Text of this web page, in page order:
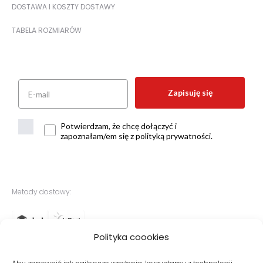
Polityka coookies
DOSTAWA I KOSZTY DOSTAWY
TABELA ROZMIARÓW
Zapisuję się
Potwierdzam, że chcę dołączyć i
zapoznałam/em się z polityką prywatności.
Metody dostawy: